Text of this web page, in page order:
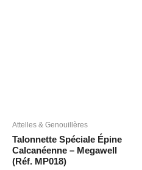
Attelles & Genouillères
Talonnette Spéciale Épine
Calcanéenne – Megawell
(Réf. MP018)